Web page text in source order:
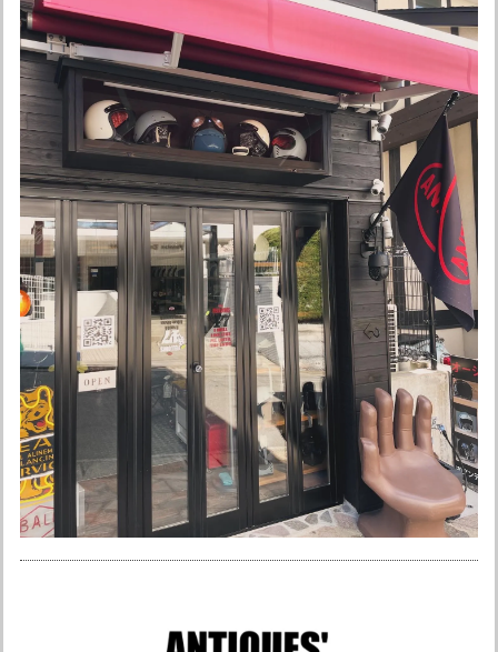
オーシャンビートル OCEAN BEETLE MTX 別注マット アイボリー 各サイズ有り インナーペイズリー黒！ SALE中！ 送料無料！
Lサイズ
2026/05/06
迅速に発送していただきありがとうございます。 オリジナル
カラーも最高です。
ありがとうございました☆ またよろしくお願い
申し上げます。
オーシャンビートル ショーティ4 別注マットホワイト ペイズリー黒 各サイズ有り SALE中！ 送料無料！ 常時在庫限定2個！
XLサイズ
2026/03/20
お店の方が神対応で、安心して取り引きできました。 ありが
とうございます。 次回の購入もアトランティスさんで決まり
です！